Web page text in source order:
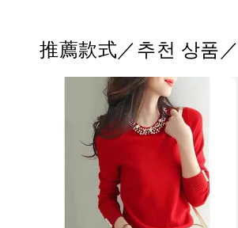
推薦款式／추천 상